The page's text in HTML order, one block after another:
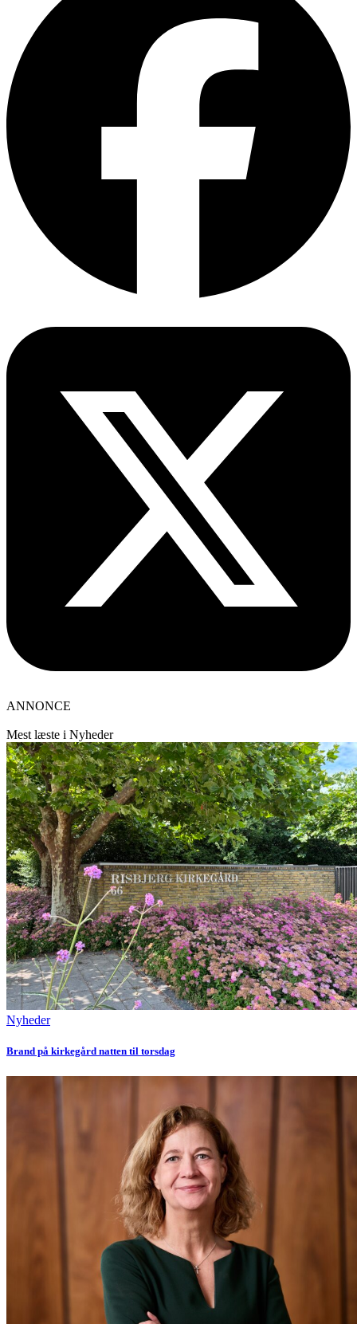
ANNONCE
Mest læste i Nyheder
Nyheder
Brand på kirkegård natten til torsdag